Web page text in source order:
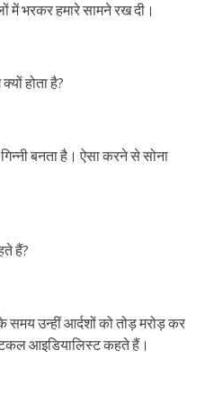
में भरकर हमारे सामने रख दी।
होता है?
बनता है। ऐसा करने से सोना
हैं?
समय उन्हीं आर्दशों को तोड़ मरोड़ कर
आइडियालिस्ट कहते हैं।